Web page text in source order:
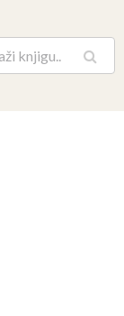
Pretraga